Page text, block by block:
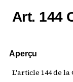
Art. 144
Aperçu
L'article 144 de